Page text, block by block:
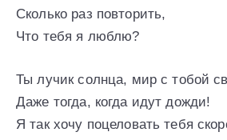
Сколько раз повторить,
Что тебя я люблю?
Ты лучик солнца, мир с тобой
Даже тогда, когда идут дожди!
Я так хочу поцеловать тебя